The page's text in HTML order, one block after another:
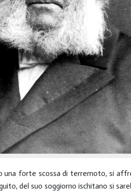
una forte scossa di terremoto, si
del suo soggiorno ischitano si